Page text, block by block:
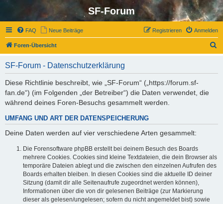
SF-Forum
FAQ Neue Beiträge Anmelden
Registrieren
Foren-Übersicht
SF-Forum - Datenschutzerklärung
Diese Richtlinie beschreibt, wie „SF-Forum“ („https://forum.sf-
fan.de“) (im Folgenden „der Betreiber“) die Daten verwendet, die
während deines Foren-Besuchs gesammelt werden.
UMFANG UND ART DER DATENSPEICHERUNG
Deine Daten werden auf vier verschiedene Arten gesammelt:
Die Forensoftware phpBB erstellt bei deinem Besuch des Boards
mehrere Cookies. Cookies sind kleine Textdateien, die dein Browser als
temporäre Dateien ablegt und die zwischen den einzelnen Aufrufen des
Boards erhalten bleiben. In diesen Cookies sind die aktuelle ID deiner
Sitzung (damit dir alle Seitenaufrufe zugeordnet werden können),
Informationen über die von dir gelesenen Beiträge (zur Markierung
dieser als gelesen/ungelesen; sofern du nicht angemeldet bist) sowie